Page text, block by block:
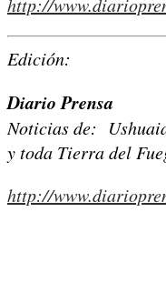
Edición:
Diario Prensa
Noticias de:
y toda Tierra del
http://